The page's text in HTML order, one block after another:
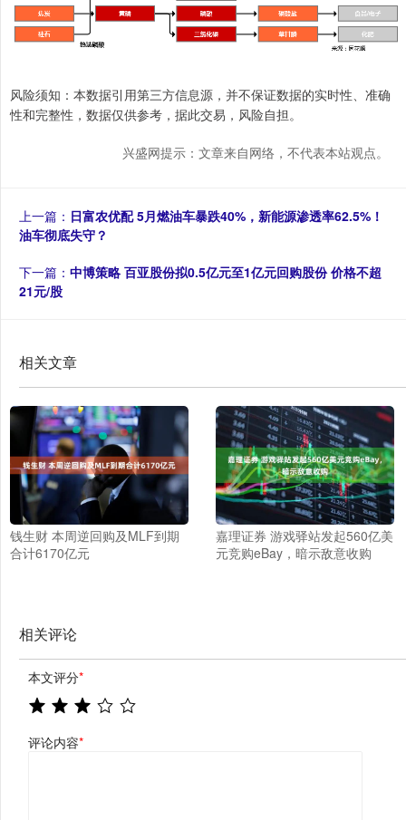
风险须知：本数据引用第三方信息源，并不保证数据的实时性、准确
性和完整性，数据仅供参考，据此交易，风险自担。
兴盛网提示：文章来自网络，不代表本站观点。
上一篇： 日富农优配 5月燃油车暴跌40%，新能源渗透率62.5%！
油车彻底失守？
下一篇： 中博策略 百亚股份拟0.5亿元至1亿元回购股份 价格不超
21元/股
相关文章
钱生财 本周逆回购及MLF到期
合计6170亿元
嘉理证券 游戏驿站发起560亿美
元竞购eBay，暗示敌意收购
相关评论
本文评分*
评论内容*